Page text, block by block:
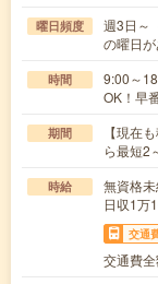
曜日頻度
週3日～
の曜日
時間
9:00～
OK！早
期間
【現在
ら最短2
時給
無資格
日収1万
交通
交通費